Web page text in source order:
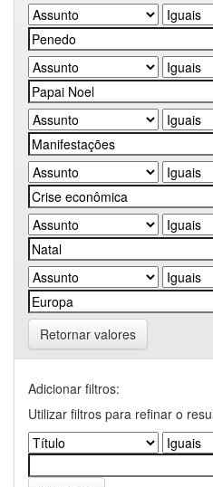
Retornar valores
Adicionar filtros:
Utilizar filtros para refinar o